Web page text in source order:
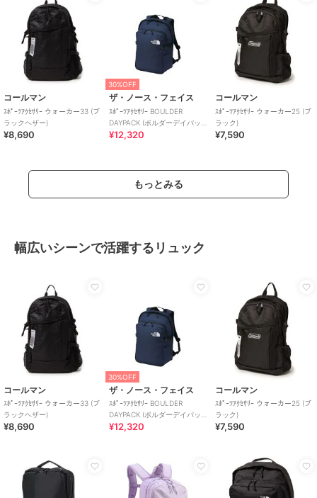
コールマン
ｽﾎﾟｰﾂｱｸｾｻﾘｰ ウォーカー33 (ブ
ラックヘザー)
¥8,690
30%OFF
ザ・ノース・フェイス
ｽﾎﾟｰﾂｱｸｾｻﾘｰ BOULDER
DAYPACK (ボルダーデイパッ
ク)
¥12,320
コールマン
ｽﾎﾟｰﾂｱｸｾｻﾘｰ ウォーカー25 (ブ
ラック)
¥7,590
もっとみる
幅広いシーンで活躍するリュック
コールマン
ｽﾎﾟｰﾂｱｸｾｻﾘｰ ウォーカー33 (ブ
ラックヘザー)
¥8,690
30%OFF
ザ・ノース・フェイス
ｽﾎﾟｰﾂｱｸｾｻﾘｰ BOULDER
DAYPACK (ボルダーデイパッ
ク)
¥12,320
コールマン
ｽﾎﾟｰﾂｱｸｾｻﾘｰ ウォーカー25 (ブ
ラック)
¥7,590